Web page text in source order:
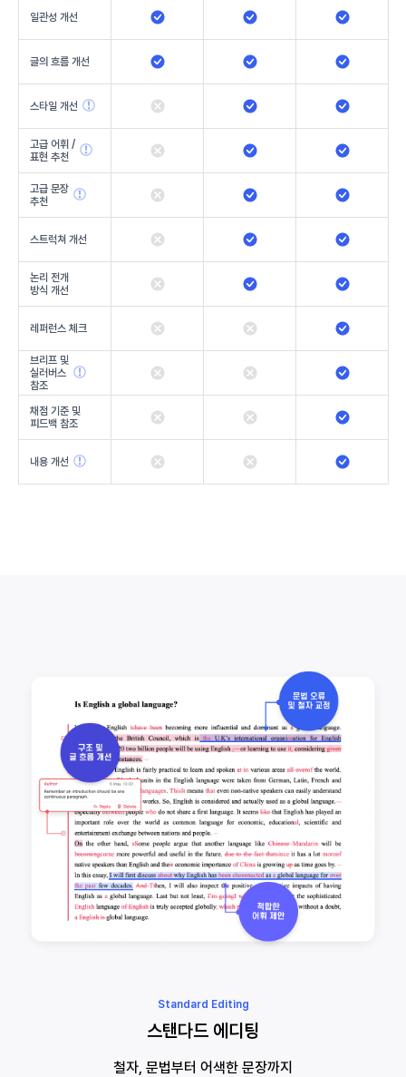
일관성 개선
글의 흐름 개선
스타일 개선
고급 어휘 /
표현 추천
고급 문장
추천
스트럭쳐 개선
논리 전개
방식 개선
레퍼런스 체크
브리프 및
실러버스
참조
채점 기준 및
피드백 참조
내용 개선
Standard Editing
스탠다드 에디팅
철자, 문법부터 어색한 문장까지